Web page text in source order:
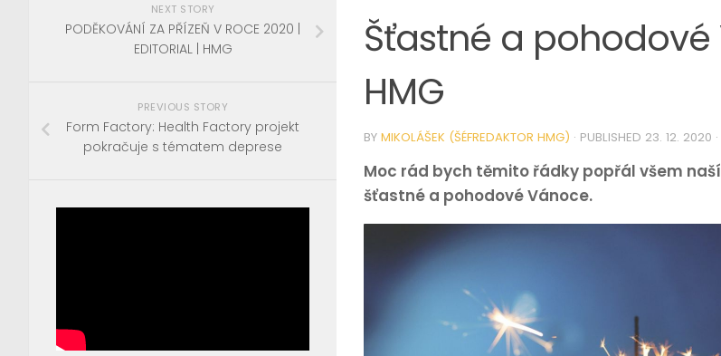
Šťastné a pohodové
HMG
BY MIKOLÁŠEK (ŠÉFREDAKTOR HMG) · PUBLISHED 23. 12. 2020
Moc rád bych těmito řádky popřál všem
šťastné a pohodové Vánoce.
NEXT STORY
PODĚKOVÁNÍ ZA PŘÍZEŇ V ROCE 2020 |
EDITORIAL | HMG
PREVIOUS STORY
Form Factory: Health Factory projekt
pokračuje s tématem deprese